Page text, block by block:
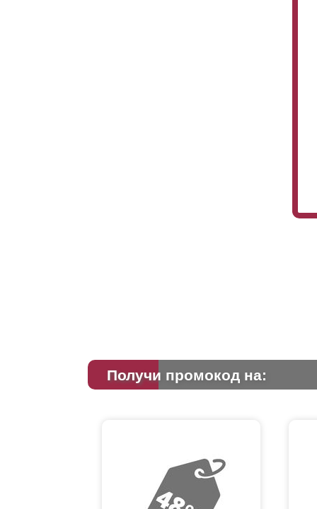
Получи промокод на: